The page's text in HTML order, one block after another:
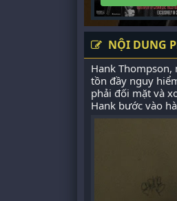
NỘI DUNG
Hank
tồn đầy nguy
phải đối mặt và
Hank bước vào